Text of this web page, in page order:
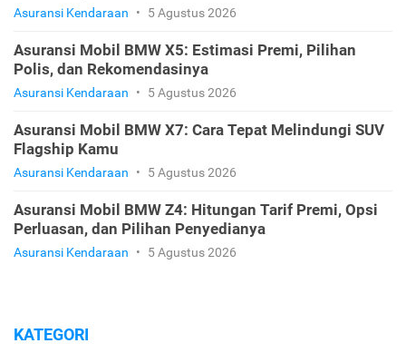
Asuransi Kendaraan • 5 Agustus 2026
Asuransi Mobil BMW X5: Estimasi Premi, Pilihan
Polis, dan Rekomendasinya
Asuransi Kendaraan • 5 Agustus 2026
Asuransi Mobil BMW X7: Cara Tepat Melindungi SUV
Flagship Kamu
Asuransi Kendaraan • 5 Agustus 2026
Asuransi Mobil BMW Z4: Hitungan Tarif Premi, Opsi
Perluasan, dan Pilihan Penyedianya
Asuransi Kendaraan • 5 Agustus 2026
KATEGORI